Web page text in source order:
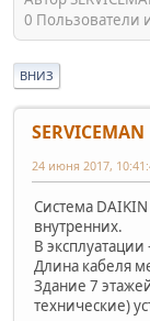
0 Пользователи
ВНИЗ
SERVICEMAN
24 июня 2017,
Система DAIKIN
внутренних.
В эксплуатации
Длина кабеля
Здание 7
технические)